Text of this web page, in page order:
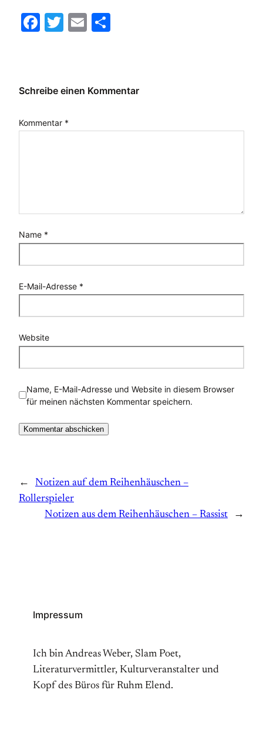
Facebook
Twitter
Email
Schreibe einen Kommentar
Kommentar *
Name *
E-Mail-Adresse *
Website
Name, E-Mail-Adresse und Website in diesem Browser
für meinen nächsten Kommentar speichern.
←
Notizen auf dem Reihenhäuschen –
Rollerspieler
Notizen aus dem Reihenhäuschen – Rassist
→
Impressum
Ich bin Andreas Weber, Slam Poet,
Literaturvermittler, Kulturveranstalter und
Kopf des Büros für Ruhm Elend.